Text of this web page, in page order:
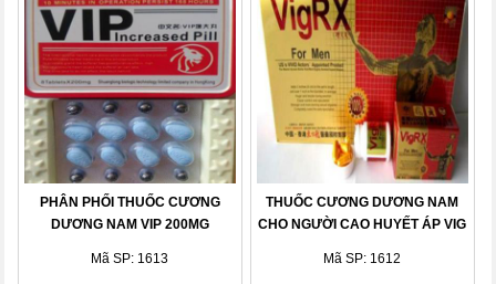
PHÂN PHỐI THUỐC CƯƠNG
DƯƠNG NAM VIP 200MG
Mã SP: 1613
THUỐC CƯƠNG DƯƠNG NAM
CHO NGƯỜI CAO HUYẾT ÁP VIG
Mã SP: 1612